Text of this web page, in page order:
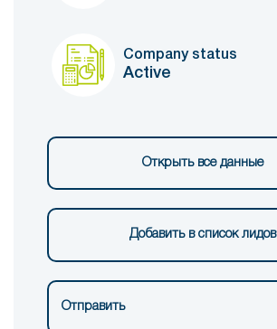
Company status
Active
Открыть все данные
Добавить в список лидов
Отправить